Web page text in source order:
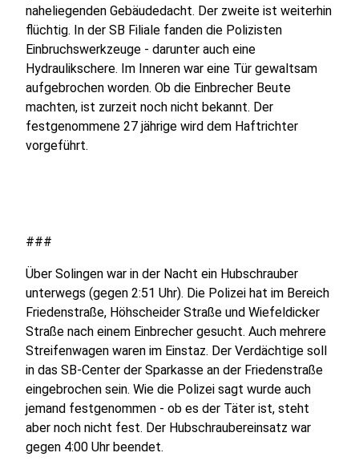
naheliegenden Gebäudedacht. Der zweite ist weiterhin
flüchtig. In der SB Filiale fanden die Polizisten
Einbruchswerkzeuge - darunter auch eine
Hydraulikschere. Im Inneren war eine Tür gewaltsam
aufgebrochen worden. Ob die Einbrecher Beute
machten, ist zurzeit noch nicht bekannt. Der
festgenommene 27 jährige wird dem Haftrichter
vorgeführt.
###
Über Solingen war in der Nacht ein Hubschrauber
unterwegs (gegen 2:51 Uhr). Die Polizei hat im Bereich
Friedenstraße, Höhscheider Straße und Wiefeldicker
Straße nach einem Einbrecher gesucht. Auch mehrere
Streifenwagen waren im Einstaz. Der Verdächtige soll
in das SB-Center der Sparkasse an der Friedenstraße
eingebrochen sein. Wie die Polizei sagt wurde auch
jemand festgenommen - ob es der Täter ist, steht
aber noch nicht fest. Der Hubschraubereinsatz war
gegen 4:00 Uhr beendet.